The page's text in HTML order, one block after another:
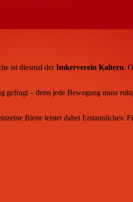
ist diesmal derImkerverein Kaltern.
– denn jede Bewegung muss
Biene leistet dabei Erstaunliches: